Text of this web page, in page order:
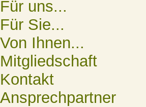
Für uns...
Für Sie...
Von Ihnen...
Mitgliedschaft
Kontakt
Ansprechpartner